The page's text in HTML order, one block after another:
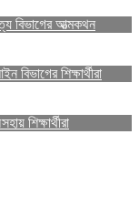
বিভাগের আত্মকথন
শিক্ষার্থীরা
শিক্ষার্থীরা